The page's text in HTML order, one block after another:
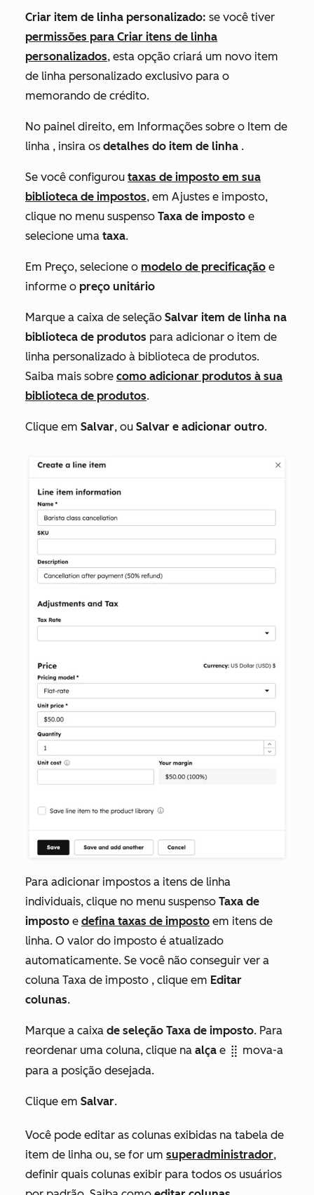
Criar item de linha personalizado: se você tiver
permissões para Criar itens de linha
personalizados, esta opção criará um novo item
de linha personalizado exclusivo para o
memorando de crédito.
No painel direito, em Informações sobre o Item de
linha , insira os detalhes do item de linha .
Se você configurou taxas de imposto em sua
biblioteca de impostos, em Ajustes e imposto,
clique no menu suspenso Taxa de imposto e
selecione uma taxa.
Em Preço, selecione o modelo de precificação e
informe o preço unitário
Marque a caixa de seleção Salvar item de linha na
biblioteca de produtos para adicionar o item de
linha personalizado à biblioteca de produtos.
Saiba mais sobre como adicionar produtos à sua
biblioteca de produtos.
Clique em Salvar, ou Salvar e adicionar outro.
Para adicionar impostos a itens de linha
individuais, clique no menu suspenso Taxa de
imposto e defina taxas de imposto em itens de
linha. O valor do imposto é atualizado
automaticamente. Se você não conseguir ver a
coluna Taxa de imposto , clique em Editar
colunas.
Marque a caixa de seleção Taxa de imposto. Para
reordenar uma coluna, clique na alça e dragHandle mova-a
para a posição desejada.
Clique em Salvar.
Você pode editar as colunas exibidas na tabela de
item de linha ou, se for um superadministrador,
definir quais colunas exibir para todos os usuários